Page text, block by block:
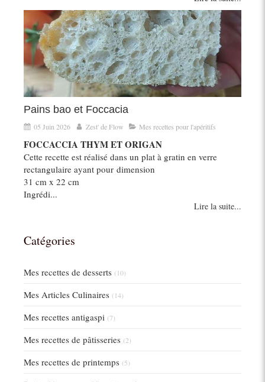
Pains bao et Foccacia
05 Juin 2026 Zest' de Flow Mes recettes pour l'apéritifs
FOCCACCIA THYM ET ORIGAN
Cette recette est réalisé dans un plat à gratin en verre
rectangulaire ayant pour dimension
31 cm x 22 cm
Ingrédi...
Lire la suite...
Catégories
Mes recettes de desserts (10)
Mes Articles Culinaires (14)
Mes recettes antigaspi (7)
Mes recettes de pâtisseries (2)
Mes recettes de printemps (5)